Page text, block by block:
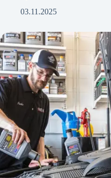
03.11.2025